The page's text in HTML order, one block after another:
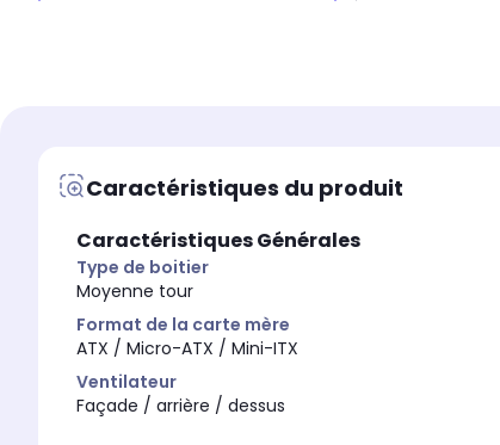
Ventilateur
Façade / arrière / dessus
Ventilateur
Caractéristiques du produit
Caractéristiques Générales
Type de boitier
Moyenne tour
Format de la carte mère
ATX / Micro-ATX / Mini-ITX
Ventilateur
Façade / arrière / dessus